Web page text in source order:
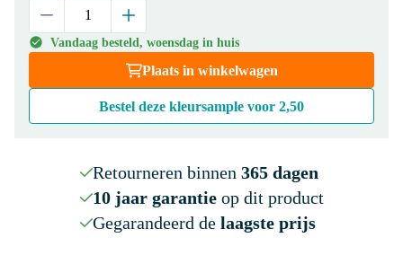
Vandaag besteld, woensdag in huis
Plaats in winkelwagen
Bestel deze kleursample voor 2,50
Retourneren binnen 365 dagen
10 jaar garantieop dit product
Gegarandeerd de laagste prijs